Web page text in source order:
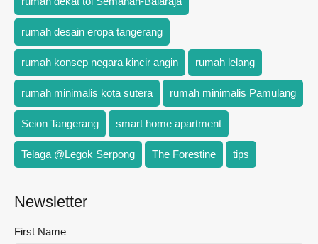
rumah desain eropa tangerang
rumah konsep negara kincir angin rumah lelang
rumah minimalis kota sutera rumah minimalis Pamulang
Seion Tangerang smart home apartment
Telaga @Legok Serpong The Forestine tips
Newsletter
First Name